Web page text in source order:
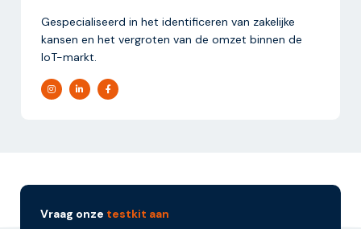
Gespecialiseerd in het identificeren van zakelijke
kansen en het vergroten van de omzet binnen de
IoT-markt.
Vraag onze testkit aan